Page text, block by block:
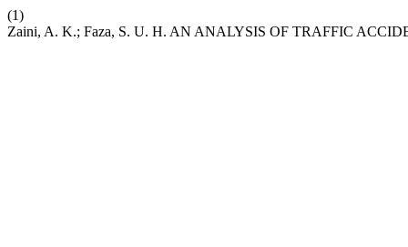
(1)
Zaini, A. K.; Faza, S. U. H. AN ANALYSIS OF TRAFFIC